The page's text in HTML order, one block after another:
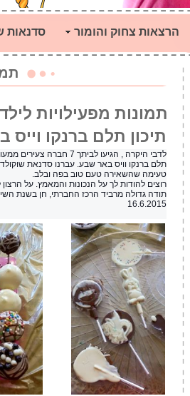
הרצאות צחוק והומור סדנאות
תמונות מפעילויות
תיכון תלם ברנקו
לדבי היקרה , הגיעו לביתך 7
תלם ברנקו וויס באר שבע. עברנו סדנאת
טעימה שהשאירה טעם טוב בפה ובלב.
רוצים להודות לך על הנכונות והמאמץ. על
תודה גדולה מרביד הרכז החברתי, חן בשנת
16.6.2015